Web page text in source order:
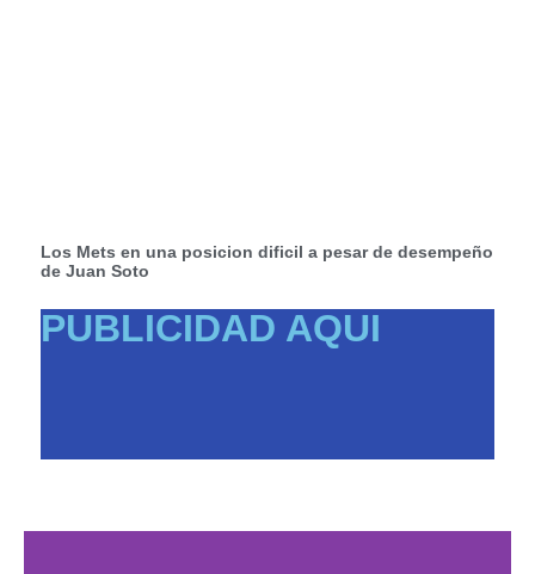
Los Mets en una posicion dificil a pesar de desempeño
de Juan Soto
PUBLICIDAD AQUI